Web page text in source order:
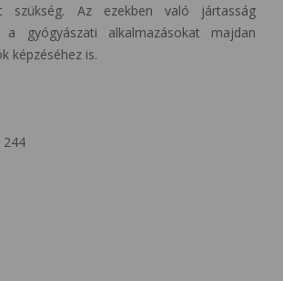
szükség. Az ezekben való jártasság
a gyógyászati alkalmazásokat majdan
képzéséhez is.
244